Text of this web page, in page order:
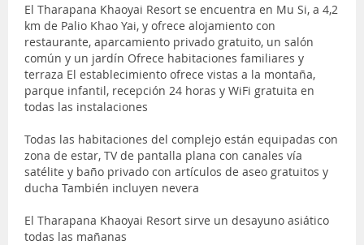
El Tharapana Khaoyai Resort se encuentra en Mu Si, a 4,2
km de Palio Khao Yai, y ofrece alojamiento con
restaurante, aparcamiento privado gratuito, un salón
común y un jardín Ofrece habitaciones familiares y
terraza El establecimiento ofrece vistas a la montaña,
parque infantil, recepción 24 horas y WiFi gratuita en
todas las instalaciones
Todas las habitaciones del complejo están equipadas con
zona de estar, TV de pantalla plana con canales vía
satélite y baño privado con artículos de aseo gratuitos y
ducha También incluyen nevera
El Tharapana Khaoyai Resort sirve un desayuno asiático
todas las mañanas